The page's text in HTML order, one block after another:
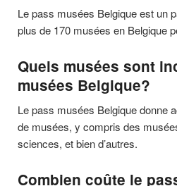
Le pass musées Belgique est un
plus de 170 musées en Belgique
Quels musées sont
musées Belgique?
Le pass musées Belgique donne
de musées, y compris des
sciences, et bien d’autres.
Combien coûte le